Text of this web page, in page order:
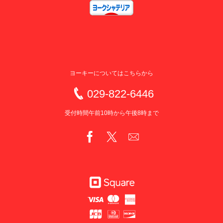
ヨーキーについてはこちらから
029-822-6446
受付時間午前10時から午後8時まで